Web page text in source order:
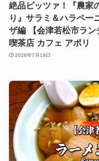
絶品ピッツァ！『農家
り』サラミ＆ハラペー
ザ編 【会津若松市ラ
喫茶店 カフェ アポリ
2026年7月19日